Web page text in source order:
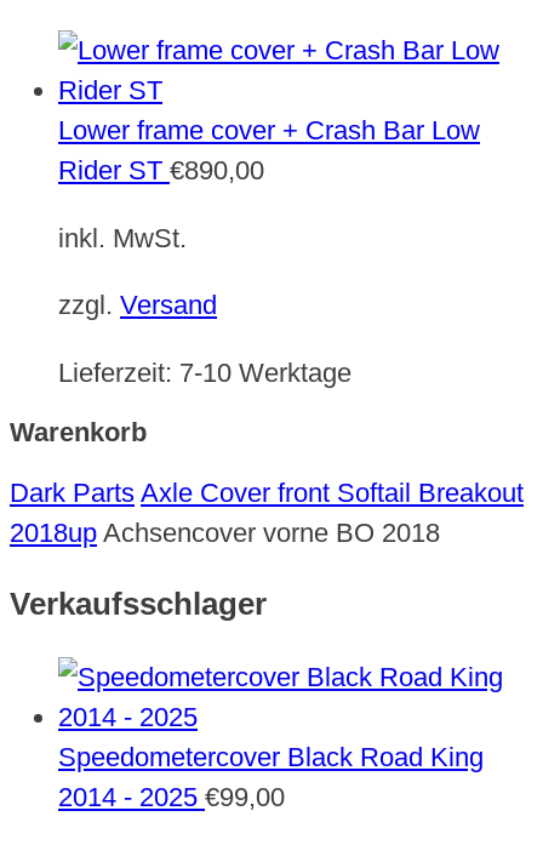
Lower frame cover + Crash Bar Low
Rider ST €890,00
inkl. MwSt.
zzgl. Versand
Lieferzeit: 7-10 Werktage
Warenkorb
Dark Parts Axle Cover front Softail Breakout
2018up Achsencover vorne BO 2018
Verkaufsschlager
Speedometercover Black Road King
2014 - 2025 €99,00